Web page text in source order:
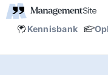
Kennisbank